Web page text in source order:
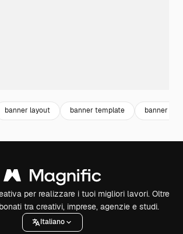
banner layout banner template banner
per realizzare i tuoi migliori lavori. Oltre
tra creativi, imprese, agenzie e studi.
Italiano